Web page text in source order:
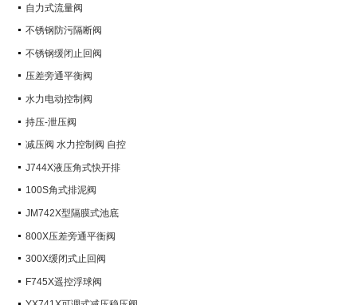
自力式流量阀
不锈钢防污隔断阀
不锈钢缓闭止回阀
压差旁通平衡阀
水力电动控制阀
持压-泄压阀
减压阀 水力控制阀 自控
J744X液压角式快开排
100S角式排泥阀
JM742X型隔膜式池底
800X压差旁通平衡阀
300X缓闭式止回阀
F745X遥控浮球阀